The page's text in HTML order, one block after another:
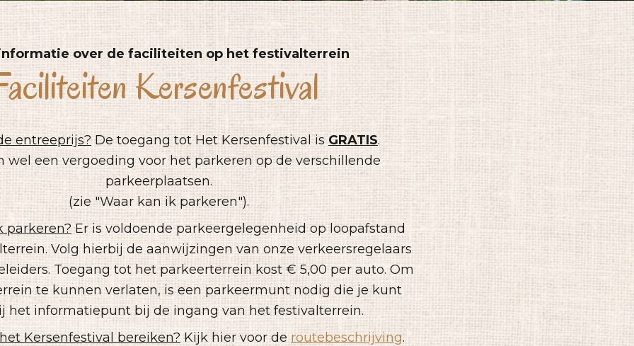
over de faciliteiten op het festivalterrein
Kersenfestival
entreeprijs?De toegang tot Het Kersenfestival isGRATIS.
wel een vergoeding voor het parkeren op de verschillende
parkeerplaatsen.
(zie "Waar kan ik parkeren").
parkeren?Er is voldoende parkeergelegenheid op loopafstand
Volg hierbij de aanwijzingen van onze verkeersregelaars
Toegang tot het parkeerterrein kost € 5,00 per auto. Om
te kunnen verlaten, is een parkeermunt nodig die je kunt
het informatiepunt bij de ingang van het festivalterrein.
Kersenfestival bereiken? Kijk hier voor deroutebeschrijving.